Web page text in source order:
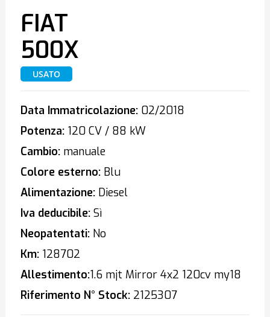
FIAT
500X
USATO
Data Immatricolazione:02/2018
Potenza:120 CV / 88 kW
Cambio:manuale
Colore esterno:Blu
Alimentazione:Diesel
Iva deducibile:Sì
Neopatentati:No
Km:128702
Allestimento:1.6 mjt Mirror 4x2 120cv my18
Riferimento N° Stock:2125307